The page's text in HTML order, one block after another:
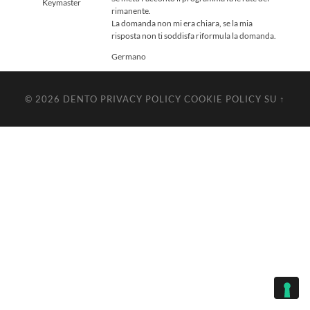
Keymaster
rimanente.
La domanda non mi era chiara, se la mia
risposta non ti soddisfa riformula la domanda.
Germano
© 2026 DENTO PRIVACY POLICY COOKIE POLICY SU ↑